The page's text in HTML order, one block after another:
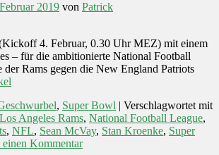
2019 von Patrick
4. Februar, 0.30 Uhr MEZ) mit einem
– für die ambitionierte National Football
der Rams gegen die New England Patriots
, Super Bowl | Verschlagwortet mit
Los Angeles Rams, National Football League,
, NFL, Sean McVay, Stan Kroenke, Super
einen Kommentar